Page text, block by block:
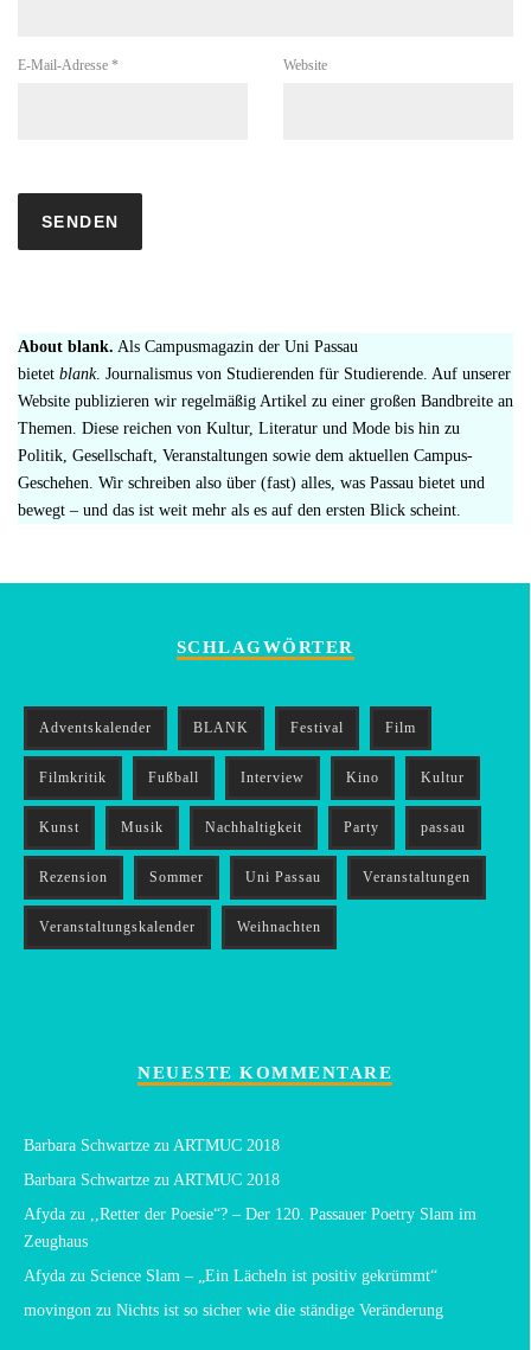
E-Mail-Adresse * Website
About blank. Als Campusmagazin der Uni Passau
bietet blank. Journalismus von Studierenden für Studierende. Auf unserer
Website publizieren wir regelmäßig Artikel zu einer großen Bandbreite an
Themen. Diese reichen von Kultur, Literatur und Mode bis hin zu
Politik, Gesellschaft, Veranstaltungen sowie dem aktuellen Campus-
Geschehen. Wir schreiben also über (fast) alles, was Passau bietet und
bewegt – und das ist weit mehr als es auf den ersten Blick scheint.
SCHLAGWÖRTER
Adventskalender BLANK Festival Film
Filmkritik Fußball Interview Kino Kultur
Kunst Musik Nachhaltigkeit Party passau
Rezension Sommer Uni Passau Veranstaltungen
Veranstaltungskalender Weihnachten
NEUESTE KOMMENTARE
Barbara Schwartze zu ARTMUC 2018
Barbara Schwartze zu ARTMUC 2018
Afyda zu
,,Retter der Poesie“? – Der 120. Passauer Poetry Slam im
Zeughaus
Afyda zu Science Slam – „Ein Lächeln ist positiv gekrümmt“
movingon zu Nichts ist so sicher wie die ständige Veränderung